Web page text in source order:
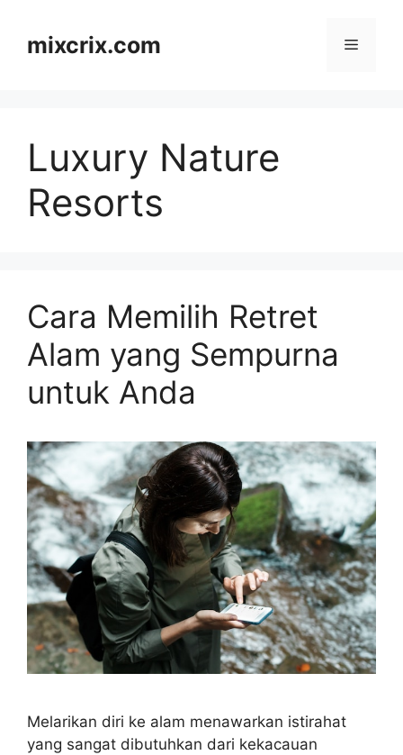
contentmixcrix.com Menu
Luxury Nature
Resorts
Cara Memilih Retret
Alam yang Sempurna
untuk Anda
Melarikan diri ke alam menawarkan istirahat
yang sangat dibutuhkan dari kekacauan